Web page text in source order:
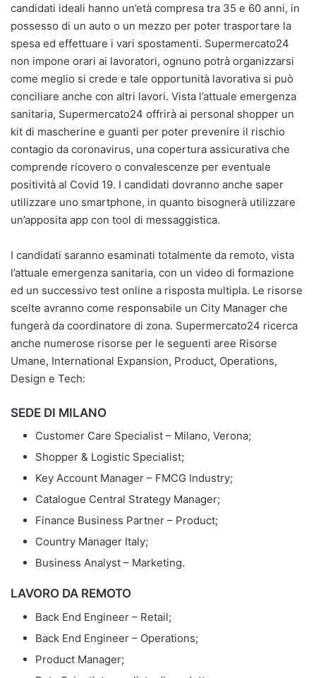
candidati ideali hanno un’età compresa tra 35 e 60 anni, in
possesso di un auto o un mezzo per poter trasportare la
spesa ed effettuare i vari spostamenti. Supermercato24
non impone orari ai lavoratori, ognuno potrà organizzarsi
come meglio si crede e tale opportunità lavorativa si può
conciliare anche con altri lavori. Vista l’attuale emergenza
sanitaria, Supermercato24 offrirà ai personal shopper un
kit di mascherine e guanti per poter prevenire il rischio
contagio da coronavirus, una copertura assicurativa che
comprende ricovero o convalescenze per eventuale
positività al Covid 19. I candidati dovranno anche saper
utilizzare uno smartphone, in quanto bisognerà utilizzare
un’apposita app con tool di messaggistica.
I candidati saranno esaminati totalmente da remoto, vista
l’attuale emergenza sanitaria, con un video di formazione
ed un successivo test online a risposta multipla. Le risorse
scelte avranno come responsabile un City Manager che
fungerà da coordinatore di zona. Supermercato24 ricerca
anche numerose risorse per le seguenti aree Risorse
Umane, International Expansion, Product, Operations,
Design e Tech:
SEDE DI MILANO
Customer Care Specialist – Milano, Verona;
Shopper & Logistic Specialist;
Key Account Manager – FMCG Industry;
Catalogue Central Strategy Manager;
Finance Business Partner – Product;
Country Manager Italy;
Business Analyst – Marketing.
LAVORO DA REMOTO
Back End Engineer – Retail;
Back End Engineer – Operations;
Product Manager;